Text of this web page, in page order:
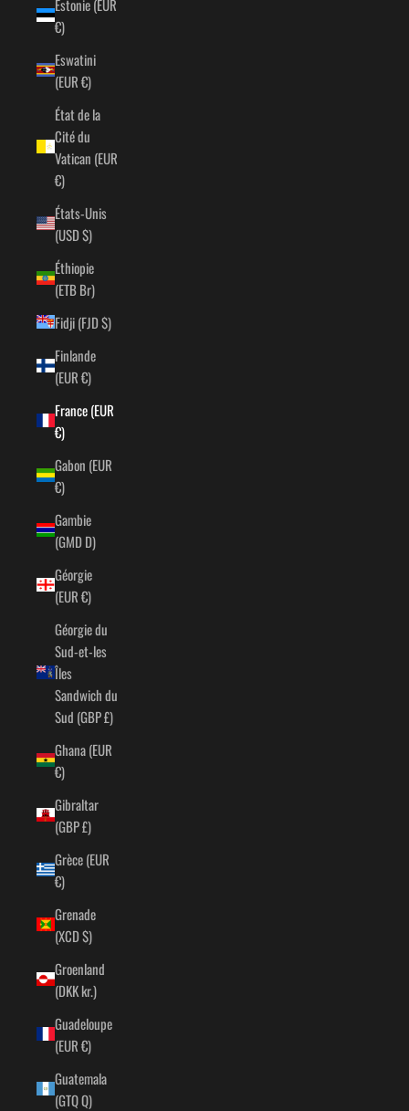
Estonie (EUR
€)
Eswatini
(EUR €)
État de la
Cité du
Vatican (EUR
€)
États-Unis
(USD $)
Éthiopie
(ETB Br)
Fidji (FJD $)
Finlande
(EUR €)
France (EUR
€)
Gabon (EUR
€)
Gambie
(GMD D)
Géorgie
(EUR €)
Géorgie du
Sud-et-les
Îles
Sandwich du
Sud (GBP £)
Ghana (EUR
€)
Gibraltar
(GBP £)
Grèce (EUR
€)
Grenade
(XCD $)
Groenland
(DKK kr.)
Guadeloupe
(EUR €)
Guatemala
(GTQ Q)